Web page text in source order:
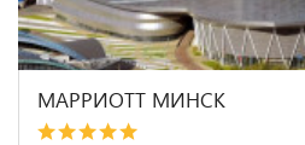
МАРРИОТТ МИНСК